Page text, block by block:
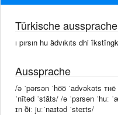
Türkische aussprache
ı pırsın hu ädvıkıts dhi
Aussprache
/ə ˈpərsən ˈho͞o ˈadvəkəts
ˈnītəd ˈstāts/ /ə ˈpɜrsən ˈhuː
ɪn ðiː juːˈnaɪtəd ˈsteɪts/